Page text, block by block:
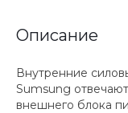
Описание
Внутренние
Sumsung
внешнего блока